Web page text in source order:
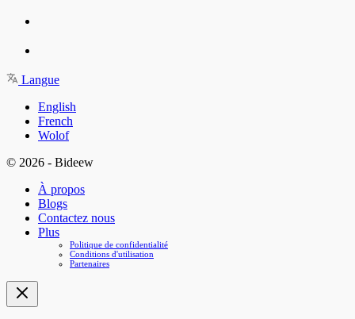
Langue
English
French
Wolof
© 2026 - Bideew
À propos
Blogs
Contactez nous
Plus
Politique de confidentialité
Conditions d'utilisation
Partenaires